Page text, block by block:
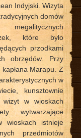
Indyjski. Wizyta
domów
megalitycznych
które było
przodkami
obrzędów. Przy
Marapu. Z
w
kunsztownie
w wioskach
wytwarzające
wioskach istnieje
przedmiotów